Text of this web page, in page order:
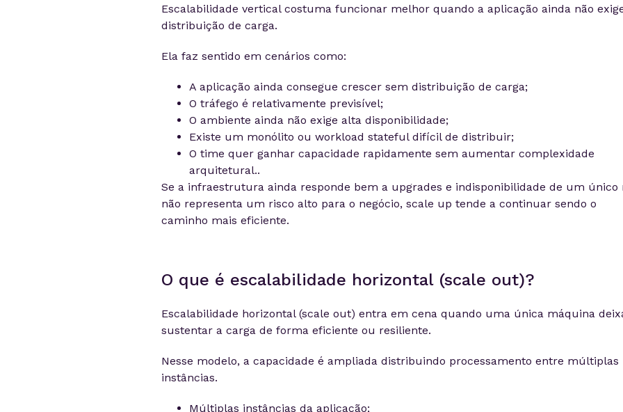
Escalabilidade vertical costuma funcionar melhor quando a aplicação ainda não
distribuição de carga.
Ela faz sentido em cenários como:
A aplicação ainda consegue crescer sem distribuição de carga;
O tráfego é relativamente previsível;
O ambiente ainda não exige alta disponibilidade;
Existe um monólito ou workload stateful difícil de distribuir;
O time quer ganhar capacidade rapidamente sem aumentar complexidade
arquitetural..
Se a infraestrutura ainda responde bem a upgrades e indisponibilidade de um único
não representa um risco alto para o negócio, scale up tende a continuar sendo o
caminho mais eficiente.
O que é escalabilidade horizontal (scale out)?
Escalabilidade horizontal (scale out) entra em cena quando uma única máquina
sustentar a carga de forma eficiente ou resiliente.
Nesse modelo, a capacidade é ampliada distribuindo processamento entre múltiplas
instâncias.
Múltiplas instâncias da aplicação;